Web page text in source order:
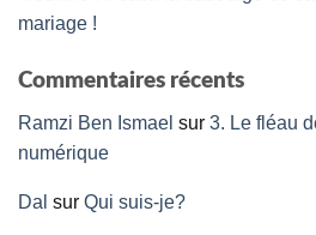
mariage !
Commentaires récents
Ramzi Ben Ismael sur 3. Le fléau
numérique
Dal sur Qui suis-je?